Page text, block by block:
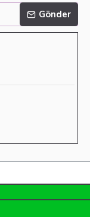
Gönder